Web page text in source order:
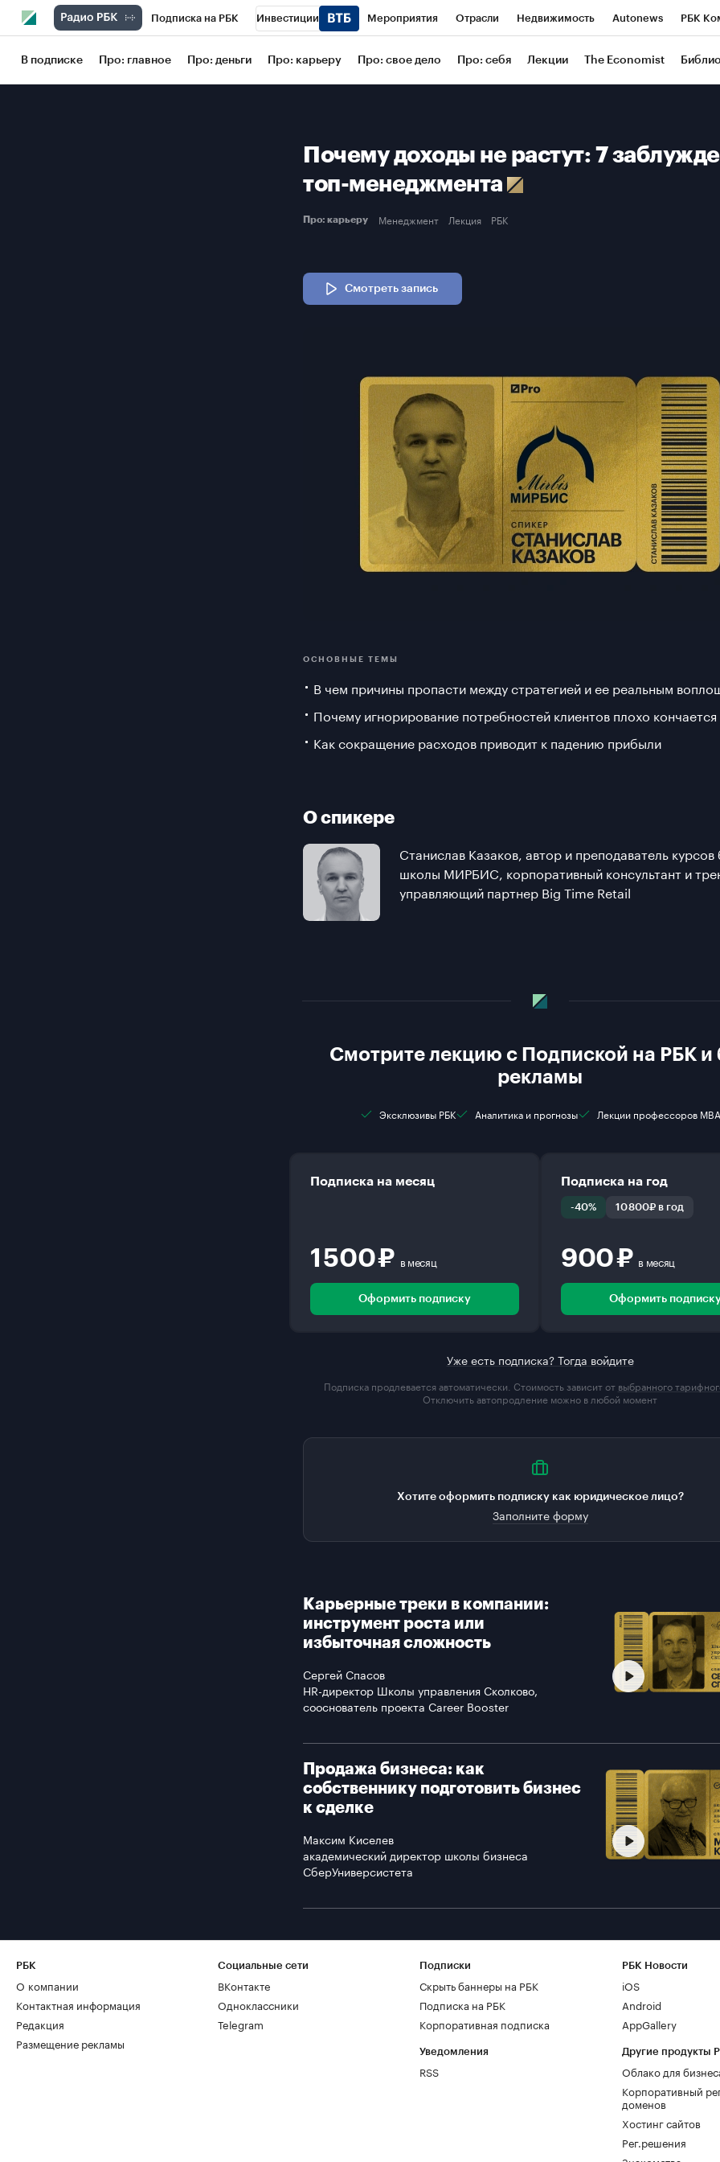
Подписка на РБК Инвестиции Мероприятия Отрасли Недвижимость Autonews РБК
Школа управления РБК РБК Образование РБК Life Тренды Визионеры
В подписке Про: главное Про: деньги Про: карьеру Про: свое дело Про: себя Лекции The Economist
Почему доходы не растут: 7
топ-менеджмента
Про: карьеру Менеджмент Лекция РБК
Смотреть запись
ОСНОВНЫЕ ТЕМЫ
В чем причины пропасти между стратегией и ее реальным
Почему игнорирование потребностей клиентов плохо кончается
Как сокращение расходов приводит к падению прибыли
О спикере
Станислав Казаков, автор и преподаватель курсов
школы МИРБИС, корпоративный консультант и
управляющий партнер Big Time Retail
Смотрите лекцию с Подпиской на РБК и
рекламы
Эксклюзивы РБК Аналитика и прогнозы Лекции профессоров MBA
Подписка на месяц
1 500 ₽ в месяц
Оформить подписку
Подписка на год
-40% 10 800₽ в год
900 ₽ в месяц
Оформить
Уже есть подписка? Тогда войдите
Подписка продлевается автоматически. Стоимость зависит от выбранного
Отключить автопродление можно в любой момент
Хотите оформить подписку как юридическое лицо?
Заполните форму
Карьерные треки в компании:
инструмент роста или
избыточная сложность
Сергей Спасов
HR-директор Школы управления Сколково,
сооснователь проекта Career Booster
Продажа бизнеса: как
собственнику подготовить бизнес
к сделке
Максим Киселев
академический директор школы бизнеса
СберУниверсистета
РБК
О компании
Контактная информация
Редакция
Размещение рекламы
Социальные сети
ВКонтакте
Одноклассники
Telegram
Подписки
Скрыть баннеры на РБК
Подписка на РБК
Корпоративная подписка
Уведомления
RSS
РБК Новости
iOS
Android
AppGallery
Другие продукты
Облако для
Корпоративный
доменов
Хостинг сайтов
Рег.решения